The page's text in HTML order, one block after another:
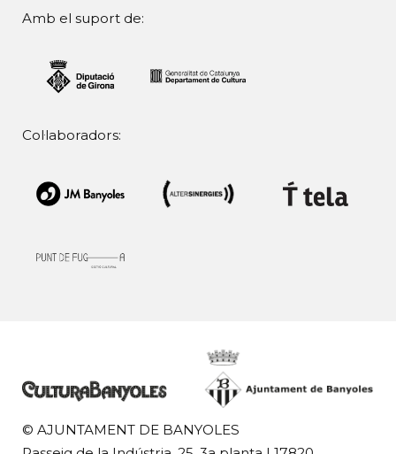
Amb el suport de:
Col·laboradors:
© AJUNTAMENT DE BANYOLES